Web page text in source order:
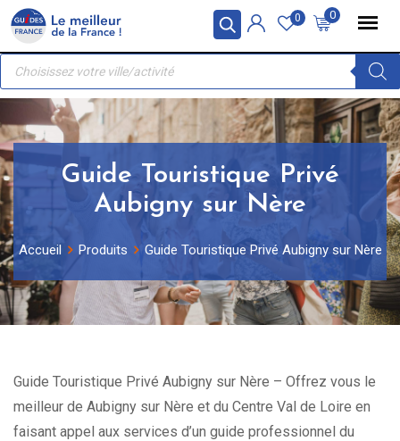
Panneau de gestion des cookies
Skip
content
0
0
Recherche
produits
Guide Touristique Privé
Aubigny sur Nère
Accueil Produits Guide Touristique Privé Aubigny sur Nère
Guide Touristique Privé Aubigny sur Nère – Offrez vous le
meilleur de Aubigny sur Nère et du Centre Val de Loire en
faisant appel aux services d’un guide professionnel du